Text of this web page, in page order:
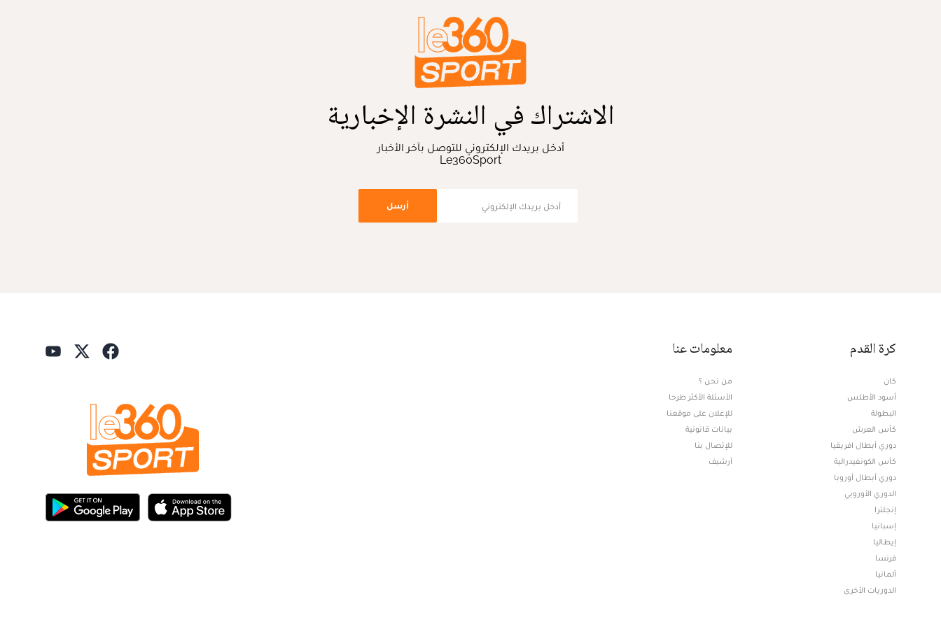
الاشتراك في النشرة الإخبارية
أدخل بريدك الإلكتروني للتوصل بآخر الأخبار
Le360Sport
أرسل
كرة القدم
كان
أسود الأطلس
البطولة
كأس العرش
دوري أبطال افريقيا
كأس الكونفيدرالية
دوري أبطال أوروبا
الدوري الأوروبي
إنجلترا
إسبانيا
إيطاليا
فرنسا
ألمانيا
الدوريات الأخرى
معلومات عنا
من نحن ؟
الأسئلة الأكثر طرحا
للإعلان على موقعنا
بيانات قانونية
للإتصال بنا
أرشيف